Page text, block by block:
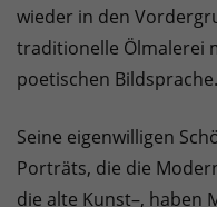
wieder in den
traditionelle Ölmalerei
poetischen Bildsprache.
Seine eigenwilligen
Porträts, die die
die alte Kunst–, haben